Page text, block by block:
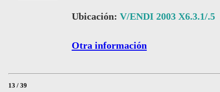
Ubicación: V/ENDI 2003 X6.3.1/.5
Otra información
13 / 39